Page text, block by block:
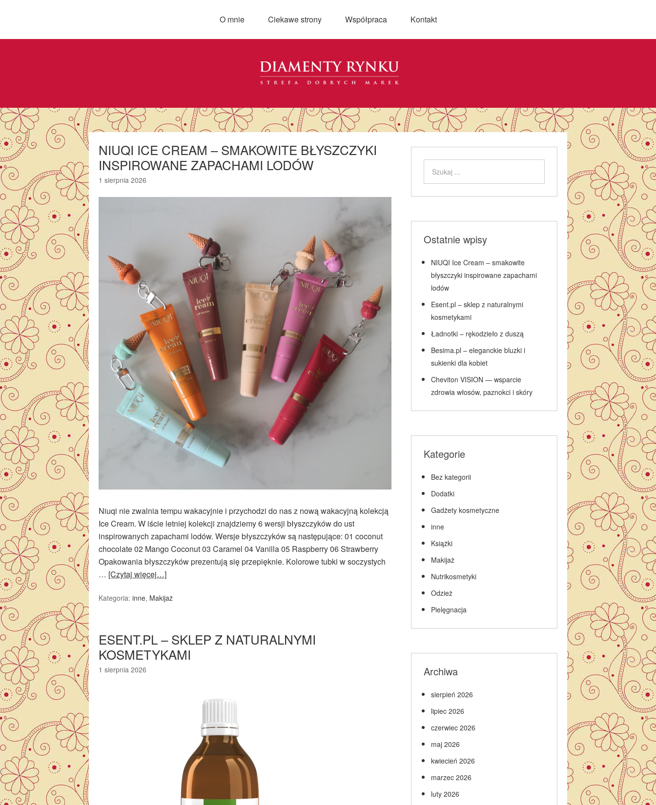
O mnie Ciekawe strony Współpraca Kontakt
NIUQI ICE CREAM – SMAKOWITE BŁYSZCZYKI
INSPIROWANE ZAPACHAMI LODÓW
1 sierpnia 2026
Niuqi nie zwalnia tempu wakacyjnie i przychodzi do nas z nową wakacyjną kolekcją
Ice Cream. W iście letniej kolekcji znajdziemy 6 wersji błyszczyków do ust
inspirowanych zapachami lodów. Wersje błyszczyków są następujące: 01 coconut
chocolate 02 Mango Coconut 03 Caramel 04 Vanilla 05 Raspberry 06 Strawberry
Opakowania błyszczyków prezentują się przepięknie. Kolorowe tubki w soczystych
… [Czytaj więcej…]
Kategoria: inne, Makijaż
ESENT.PL – SKLEP Z NATURALNYMI
KOSMETYKAMI
1 sierpnia 2026
Ostatnie wpisy
NIUQI Ice Cream – smakowite
błyszczyki inspirowane zapachami
lodów
Esent.pl – sklep z naturalnymi
kosmetykami
Ładnotki – rękodzieło z duszą
Besima.pl – eleganckie bluzki i
sukienki dla kobiet
Cheviton VISION — wsparcie
zdrowia włosów, paznokci i skóry
Kategorie
Bez kategorii
Dodatki
Gadżety kosmetyczne
inne
Książki
Makijaż
Nutrikosmetyki
Odzież
Pielęgnacja
Archiwa
sierpień 2026
lipiec 2026
czerwiec 2026
maj 2026
kwiecień 2026
marzec 2026
luty 2026